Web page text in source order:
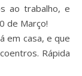
ao trabalho, e
de Março!
em casa, e que
Rápida